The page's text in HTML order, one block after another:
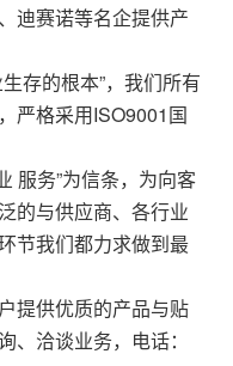
迪赛诺等名企提供产
存的根本”，我们所有
严格采用ISO9001国
务”为信条，为向客
的与供应商、各行业
节我们都力求做到最
供优质的产品与贴
、洽谈业务，电话：